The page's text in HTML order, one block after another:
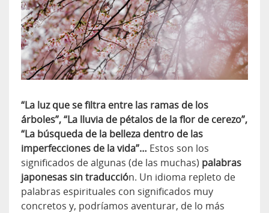
“La luz que se filtra entre las ramas de los
árboles”, “La lluvia de pétalos de la flor de cerezo”,
“La búsqueda de la belleza dentro de las
imperfecciones de la vida”… Estos son los
significados de algunas (de las muchas) palabras
japonesas sin traducción. Un idioma repleto de
palabras espirituales con significados muy
concretos y, podríamos aventurar, de lo más